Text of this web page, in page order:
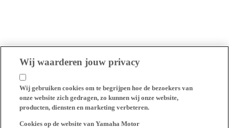
Wij waarderen jouw privacy
Wij gebruiken cookies om te begrijpen hoe de bezoekers van
onze website zich gedragen, zo kunnen wij onze website,
producten, diensten en marketing verbeteren.
Cookies op de website van Yamaha Motor